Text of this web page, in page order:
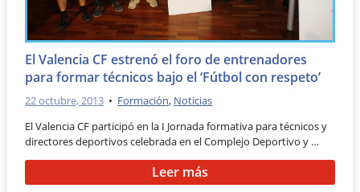
El Valencia CF estrenó el foro de entrenadores
para formar técnicos bajo el ‘Fútbol con respeto’
22 octubre, 2013 • Formación, Noticias
El Valencia CF participó en la I Jornada formativa para técnicos y
directores deportivos celebrada en el Complejo Deportivo y …
Leer más